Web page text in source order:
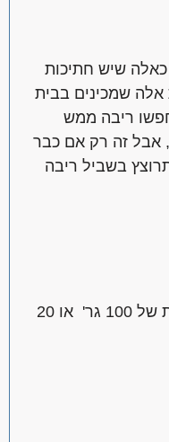
שיש חתיכות
אלה שמכינים בבית
ריבה ממש
אבל זה רק אם כבר
בשביל ריבה
שארית הקוקוס שנותרה בשקית של 100 גר' או 20